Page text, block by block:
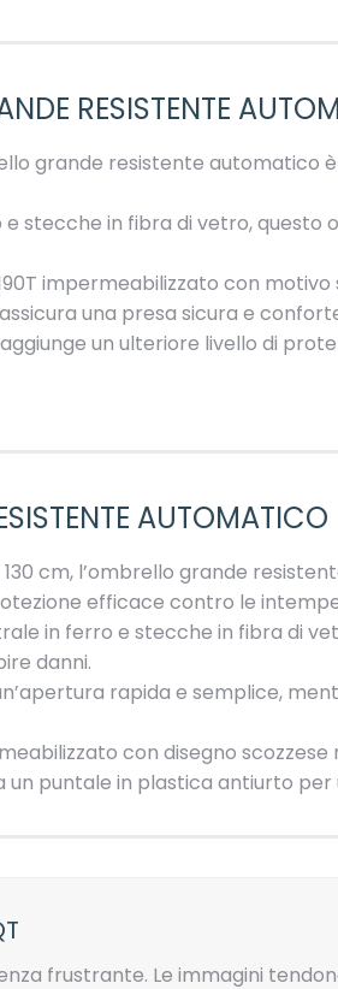
RESISTENTE
grande resistente
stecche in fibra di vetro,
impermeabilizzato con
una presa sicura e
un ulteriore livello di
AUTOMATICO
cm, l’ombrello grande
efficace contro le
in ferro e stecche in fibra di
danni.
rapida e semplice,
con disegno
puntale in plastica antiurto per
frustrante. Le immagini